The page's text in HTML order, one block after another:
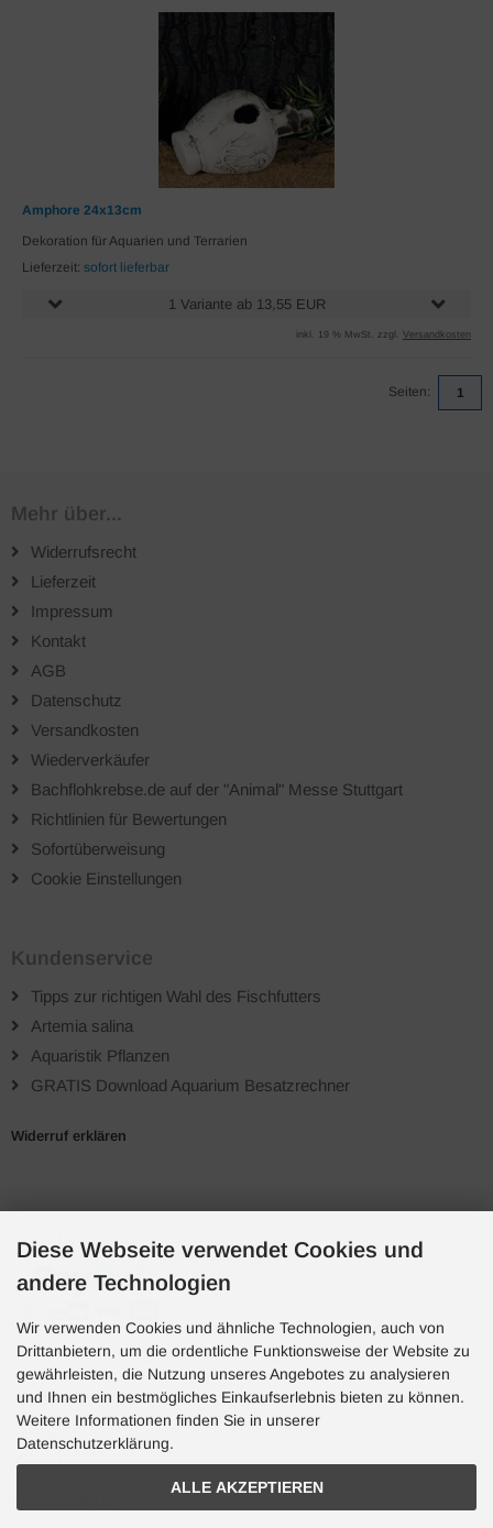
Amphore 24x13cm
Dekoration für Aquarien und Terrarien
Lieferzeit: sofort lieferbar
1 Variante ab 13,55 EUR
inkl. 19 % MwSt. zzgl. Versandkosten
Seiten: 1
Mehr über...
Widerrufsrecht
Lieferzeit
Impressum
Kontakt
AGB
Datenschutz
Versandkosten
Wiederverkäufer
Bachflohkrebse.de auf der "Animal" Messe Stuttgart
Richtlinien für Bewertungen
Sofortüberweisung
Cookie Einstellungen
Kundenservice
Tipps zur richtigen Wahl des Fischfutters
Artemia salina
Aquaristik Pflanzen
GRATIS Download Aquarium Besatzrechner
Widerruf erklären
Zahlungsarten
Hotline
Hotline
(10:30-15:00 Uhr)
Diese Webseite verwendet Cookies und
andere Technologien
Wir verwenden Cookies und ähnliche Technologien, auch von
Drittanbietern, um die ordentliche Funktionsweise der Website zu
gewährleisten, die Nutzung unseres Angebotes zu analysieren
und Ihnen ein bestmögliches Einkaufserlebnis bieten zu können.
Weitere Informationen finden Sie in unserer
Datenschutzerklärung.
ALLE AKZEPTIEREN